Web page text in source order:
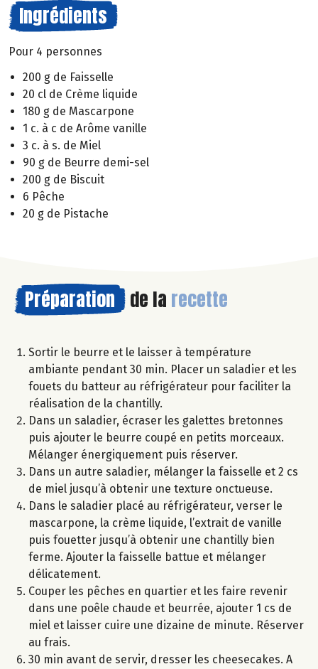
Ingrédients
Pour 4 personnes
200 g de Faisselle
20 cl de Crème liquide
180 g de Mascarpone
1 c. à c de Arôme vanille
3 c. à s. de Miel
90 g de Beurre demi-sel
200 g de Biscuit
6 Pêche
20 g de Pistache
Préparation de la recette
Sortir le beurre et le laisser à température
ambiante pendant 30 min. Placer un saladier et les
fouets du batteur au réfrigérateur pour faciliter la
réalisation de la chantilly.
Dans un saladier, écraser les galettes bretonnes
puis ajouter le beurre coupé en petits morceaux.
Mélanger énergiquement puis réserver.
Dans un autre saladier, mélanger la faisselle et 2 cs
de miel jusqu’à obtenir une texture onctueuse.
Dans le saladier placé au réfrigérateur, verser le
mascarpone, la crème liquide, l’extrait de vanille
puis fouetter jusqu’à obtenir une chantilly bien
ferme. Ajouter la faisselle battue et mélanger
délicatement.
Couper les pêches en quartier et les faire revenir
dans une poêle chaude et beurrée, ajouter 1 cs de
miel et laisser cuire une dizaine de minute. Réserver
au frais.
30 min avant de servir, dresser les cheesecakes. A